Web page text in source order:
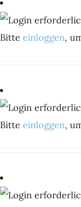
Bitte einloggen,
Bitte einloggen,